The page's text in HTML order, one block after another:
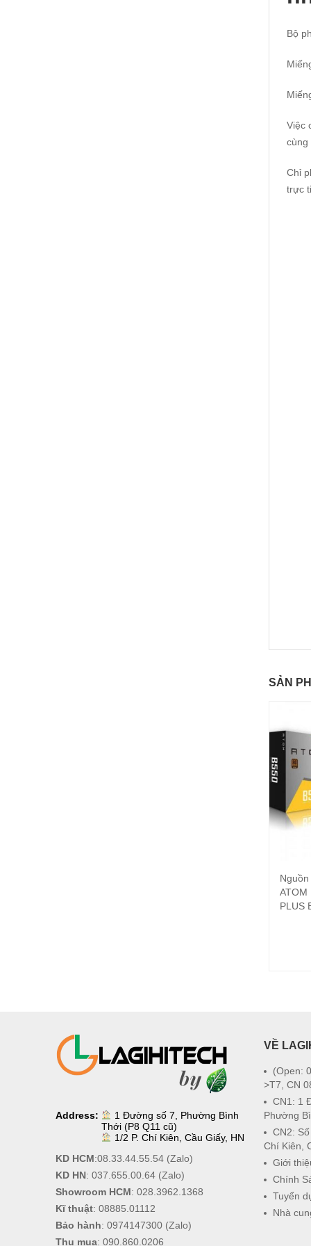
Bộ
Việc
cùng
Chỉ
trực
SẢN
ATOM
PLUS
Address:
1 Đường số 7, Phường Bình
Thới (P8 Q11 cũ)
1/2 P. Chí Kiên, Cầu Giấy, HN
KD HCM:08.33.44.55.54(Zalo)
KD HN: 037.655.00.64(Zalo)
Showroom HCM: 028.3962.1368
Kĩ thuật: 08885.01112
Bảo hành: 0974147300(Zalo)
Thu mua: 090.860.0206
VỀ
(Open:
>T7, CN
CN1: 1
Phường
CN2:
Chí Kiên,
Giới
Chính
Tuyển
Nhà